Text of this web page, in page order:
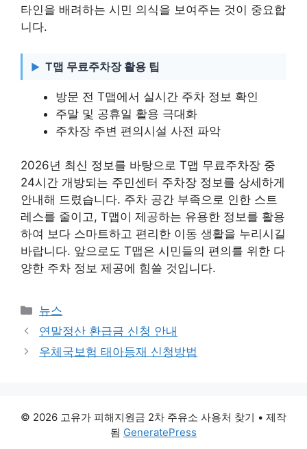
타인을 배려하는 시민 의식을 보여주는 것이 중요합
니다.
T맵 무료주차장 활용 팁
방문 전 T맵에서 실시간 주차 정보 확인
주말 및 공휴일 활용 극대화
주차장 주변 편의시설 사전 파악
2026년 최신 정보를 바탕으로 T맵 무료주차장 중
24시간 개방되는 주민센터 주차장 정보를 상세하게
안내해 드렸습니다. 주차 공간 부족으로 인한 스트
레스를 줄이고, T맵이 제공하는 유용한 정보를 활용
하여 보다 스마트하고 편리한 이동 생활을 누리시길
바랍니다. 앞으로도 T맵은 시민들의 편의를 위한 다
양한 주차 정보 제공에 힘쓸 것입니다.
카
테
리
뉴스
연말정산 환급금 신청 안내
우체국보험 태아등재 신청방법
© 2026 고유가 피해지원금 2차 주유소 사용처 찾기 • 제작
됨 GeneratePress